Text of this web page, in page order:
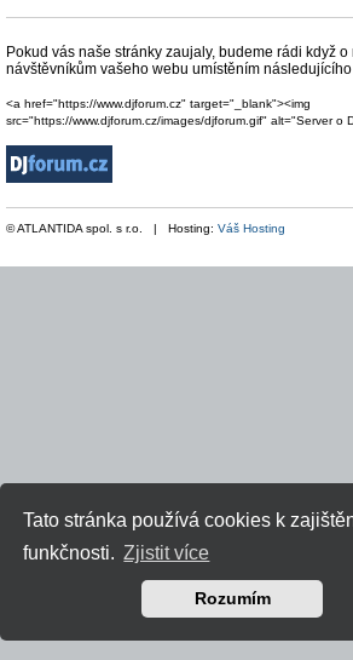
Tato stránka používá cookies k
funkčnosti. Zjistit více
Rozumím
Pokud vás naše stránky zaujaly, budeme rádi když
návštěvníkům vašeho webu umístěním
<a href="https://www.djforum.cz" target="_blank"><img
src="https://www.djforum.cz/images/djforum.gif" alt="Server o
© ATLANTIDA spol. s r.o. | Hosting: Váš Hosting